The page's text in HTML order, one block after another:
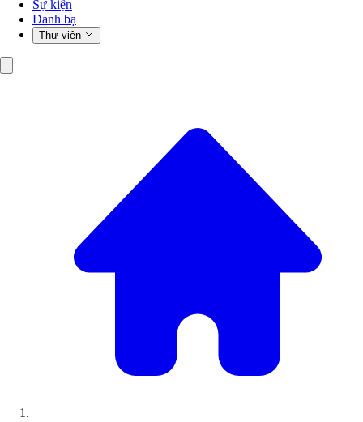
Sự kiện
Danh bạ
Thư viện